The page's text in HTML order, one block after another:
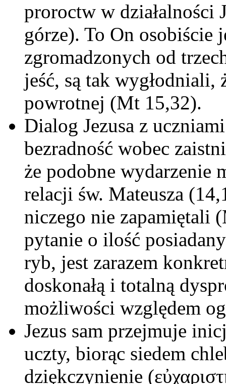
proroctw w działalności
górze). To On osobiście
zgromadzonych od
jeść, są tak wygłodniali,
powrotnej (Mt 15,32).
Dialog Jezusa z
bezradność wobec
że podobne wydarzenie
relacji św. Mateusza
niczego nie zapamiętali
pytanie o ilość
ryb, jest zarazem
doskonałą i totalną
możliwości względem
Jezus sam przejmuje
uczty, biorąc siedem
dziękczynienie